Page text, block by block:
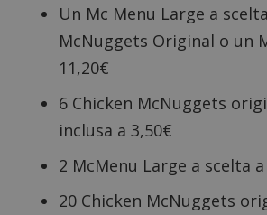
Un Mc Menu Large a
McNuggets Original o un
11,20€
6 Chicken McNuggets
inclusa a 3,50€
2 McMenu Large a scelta
20 Chicken McNuggets